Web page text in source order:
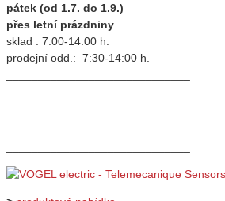
pátek (od 1.7. do 1.9.)
přes letní prázdniny
sklad : 7:00-14:00 h.
prodejní odd.: 7:30-14:00 h.